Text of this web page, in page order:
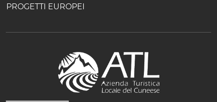
PROGETTI EUROPEI